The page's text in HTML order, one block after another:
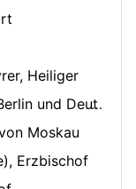
Heiliger
Deutschland
Moskau
Erzbischof